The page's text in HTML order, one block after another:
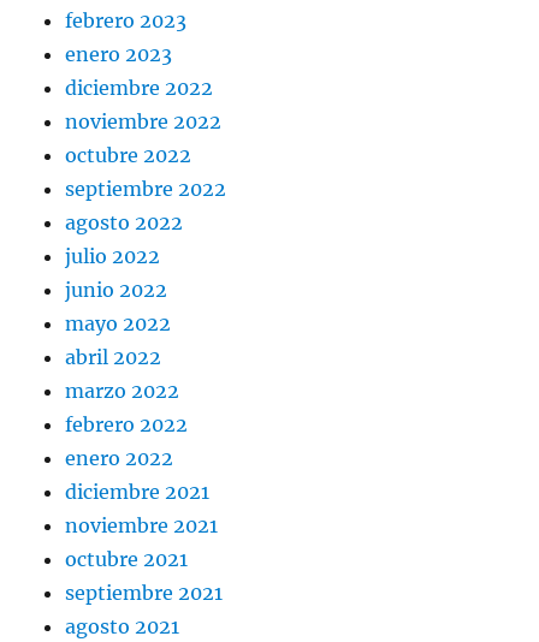
febrero 2023
enero 2023
diciembre 2022
noviembre 2022
octubre 2022
septiembre 2022
agosto 2022
julio 2022
junio 2022
mayo 2022
abril 2022
marzo 2022
febrero 2022
enero 2022
diciembre 2021
noviembre 2021
octubre 2021
septiembre 2021
agosto 2021